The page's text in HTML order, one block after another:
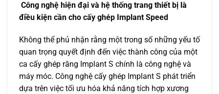
Công nghệ hiện đại và hệ thống trang thiết bị là
điều kiện cần cho cấy ghép Implant Speed
Không thể phủ nhận rằng một trong số những yếu tố
quan trọng quyết định đến việc thành công của một
ca cấy ghép răng Implant S chính là công nghệ và
máy móc. Công nghệ cấy ghép Implant S phát triển
dựa trên việc tối ưu hóa khả năng tích hợp xương